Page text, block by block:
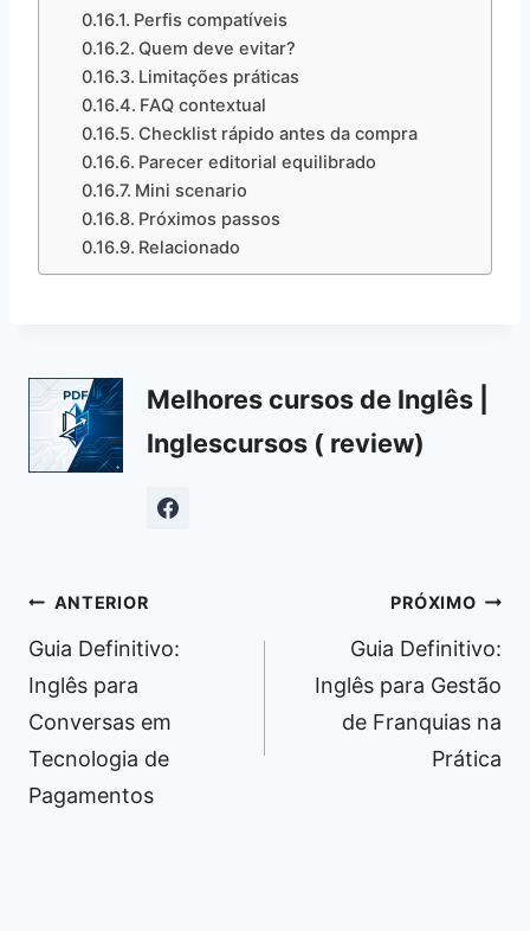
Perfis compatíveis
Quem deve evitar?
Limitações práticas
FAQ contextual
Checklist rápido antes da compra
Parecer editorial equilibrado
Mini scenario
Próximos passos
Relacionado
Melhores cursos de Inglês |
Inglescursos ( review)
Navegação
de
Post
ANTERIOR
Guia Definitivo:
Inglês para
Conversas em
Tecnologia de
Pagamentos
PRÓXIMO
Guia Definitivo:
Inglês para Gestão
de Franquias na
Prática